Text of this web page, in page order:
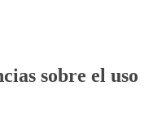
sobre el uso